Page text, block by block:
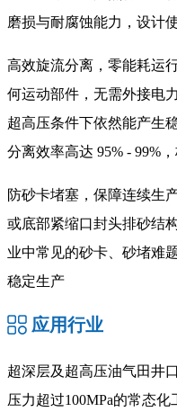
磨损与耐腐蚀能力，设计
高效旋流分离，零能耗运
何运动部件，无需外接电
超高压条件下依然能产生
分离效率高达 95% - 99%
防砂卡堵塞，保障连续生
或底部紧缩口封头排砂结
业中常见的砂卡、砂堵难
稳定生产
应用行业
超深层及超高压油气田井
压力超过100MPa的常态